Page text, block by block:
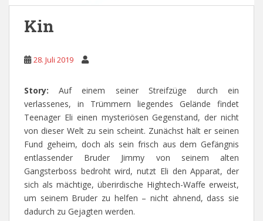
Kin
28. Juli 2019
Story:Auf einem seiner Streifzüge durch ein
verlassenes, in Trümmern liegendes Gelände findet
Teenager Eli einen mysteriösen Gegenstand, der nicht
von dieser Welt zu sein scheint. Zunächst hält er seinen
Fund geheim, doch als sein frisch aus dem Gefängnis
entlassender Bruder Jimmy von seinem alten
Gangsterboss bedroht wird, nutzt Eli den Apparat, der
sich als mächtige, überirdische Hightech-Waffe erweist,
um seinem Bruder zu helfen – nicht ahnend, dass sie
dadurch zu Gejagten werden.